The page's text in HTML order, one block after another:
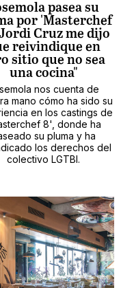
pasea su
por 'Masterchef
Cruz me dijo
reivindique en
sitio que no sea
una cocina"
nos cuenta de
mano cómo ha sido su
en los castings de
8', donde ha
su pluma y ha
los derechos del
colectivo LGTBI.